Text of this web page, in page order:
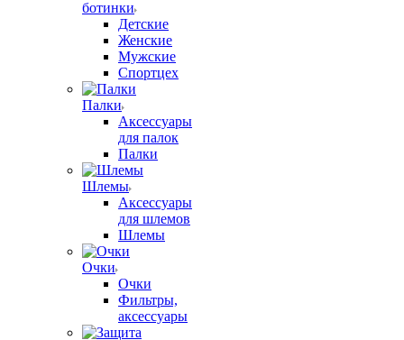
ботинки
Детские
Женские
Мужские
Спортцех
Палки
Аксессуары
для палок
Палки
Шлемы
Аксессуары
для шлемов
Шлемы
Очки
Очки
Фильтры,
аксессуары